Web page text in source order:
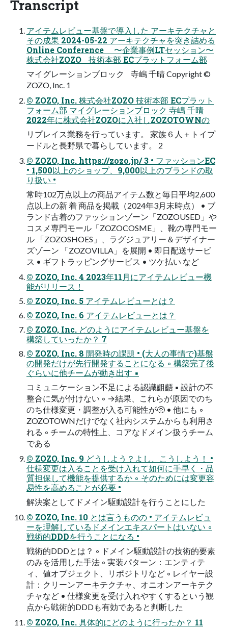
Transcript
アイテムレビュー基盤で導入した アーキテクチャと
その成果 2024-05-22 アーキテクチャを突き詰める
Online Conference 〜企業事例LTセッション〜
株式会社ZOZO 技術本部 ECプラットフォーム部
マイグレーションブロック 寺嶋 千晴 Copyright ©
ZOZO, Inc. 1
© ZOZO, Inc. 株式会社ZOZO 技術本部 ECプラット
フォーム部 マイグレーションブロック 寺嶋 千晴
2022年に株式会社ZOZOに入社しZOZOTOWNの
リプレイス業務を行っています。 家族６人＋トイプ
ードルと長野県で暮らしています。 2
© ZOZO, Inc. https://zozo.jp/ 3 • ファッションEC
• 1,500以上のショップ、9,000以上のブランドの取
り扱い •
常時102万点以上の商品アイテム数と毎日平均2,600
点以上の新 着 商品を掲載（2024年3月末時点） • ブ
ランド古着のファッションゾーン「ZOZOUSED」や
コスメ専門モール「ZOZOCOSME」、靴の専門モー
ル 「ZOZOSHOES」、ラグジュアリー＆デザイナー
ズゾーン 「ZOZOVILLA」を展開 • 即日配送サービ
ス • ギフトラッピングサービス • ツケ払い など
© ZOZO, Inc. 4 2023年11月にアイテムレビュー機
能がリリース！
© ZOZO, Inc. 5 アイテムレビューとは？
© ZOZO, Inc. 6 アイテムレビューとは？
© ZOZO, Inc. どのようにアイテムレビュー基盤を
構築していったか？ 7
© ZOZO, Inc. 8 開発時の課題 • (大人の事情で)基盤
の開発だけが先行開発することになる ◦ 構築完了後
ぐらいに他チームが動き出す ▪
コミュニケーション不足による認識齟齬 ▪ 設計の不
整合に気が付けない ◦ →結果、これらが原因でのち
のち仕様変更・調整が入る可能性が🥺 • 他にも ◦
ZOZOTOWNだけでなく社内システムからも利用さ
れる ◦ チームの特性上、コアなドメイン扱うチーム
である
© ZOZO, Inc. 9 どうしよう？よし、こうしよう！ •
仕様変更は入ることを受け入れて如何に手早く・品
質担保して機能を提供するか ◦ そのためには変更容
易性を高めることが必要 •
解決案としてドメイン駆動設計を行うことにした
© ZOZO, Inc. 10 とは言うものの • アイテムレビュ
ーを理解しているドメインエキスパートはいない ◦
戦術的DDDを行うことになる •
戦術的DDDとは？ ◦ ドメイン駆動設計の技術的要素
のみを活用した手法 ◦ 実装パターン：エンティテ
ィ、値オブジェクト、リポジトリなど ◦ レイヤー設
計：クリーンアーキテクチャ、オニオンアーキテク
チャなど • 仕様変更を受け入れやすくするという観
点から戦術的DDDも有効であると判断した
© ZOZO, Inc. 具体的にどのように行ったか？ 11